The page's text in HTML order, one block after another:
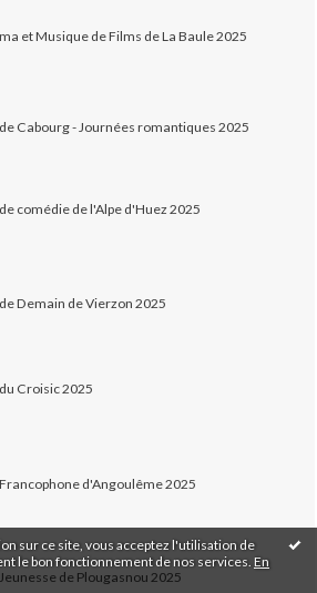
sur ce site, vous acceptez l'utilisation de
le bon fonctionnement de nos services. En
et Musique de Films de La Baule 2025
Cabourg - Journées romantiques 2025
comédie de l'Alpe d'Huez 2025
Demain de Vierzon 2025
Croisic 2025
d'Angoulême 2025
de Plougasnou 2025